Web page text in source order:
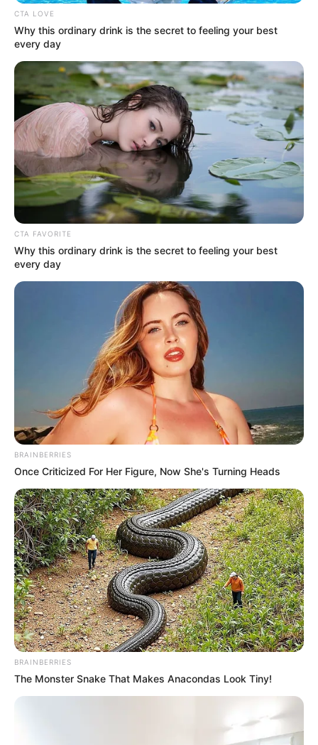
Receta: Infusión de Epazote para
la Limpieza Intestinal
Ingredientes:
10 hojas frescas de epazote (o 5 gramos
de hojas secas)
1 taza de agua
1 cucharadita de miel (opcional)
Jugo de medio limón (opcional)
Preparación:
Hierve la taza de agua en una olla.
Agrega las hojas de epazote y deja hervir
por 5 minutos.
Retira del fuego y deja reposar por otros
5 minutos.
Cuela la infusión y endulza con miel si lo
deseas.
Agrega el jugo de limón para potenciar
CTA LOVE
Why this ordinary drink is the secret to feeling your best
every day
CTA FAVORITE
Why this ordinary drink is the secret to feeling your best
every day
BRAINBERRIES
Once Criticized For Her Figure, Now She's Turning Heads
BRAINBERRIES
The Monster Snake That Makes Anacondas Look Tiny!